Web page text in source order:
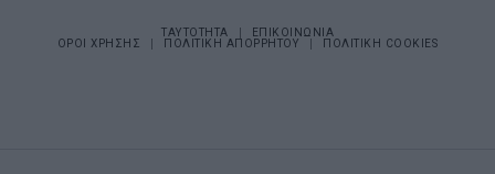
ΤΑΥΤΟΤΗΤΑ
ΕΠΙΚΟΙΝΩΝΙΑ
ΟΡΟΙ ΧΡΗΣΗΣ
ΠΟΛΙΤΙΚΗ ΑΠΟΡΡΗΤΟΥ ΠΟΛΙΤΙΚΗ COOKIES